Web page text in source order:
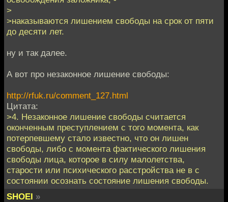
>
>наказываются лишением свободы на срок от пяти
до десяти лет.
ну и так далее.
А вот про незаконное лишение свободы:
http://rfuk.ru/comment_127.html
Цитата:
>4. Незаконное лишение свободы считается
оконченным преступлением с того момента, как
потерпевшему стало известно, что он лишен
свободы, либо с момента фактического лишения
свободы лица, которое в силу малолетства,
старости или психического расстройства не в с
состоянии осознать состояние лишения свободы.
SHOEI »